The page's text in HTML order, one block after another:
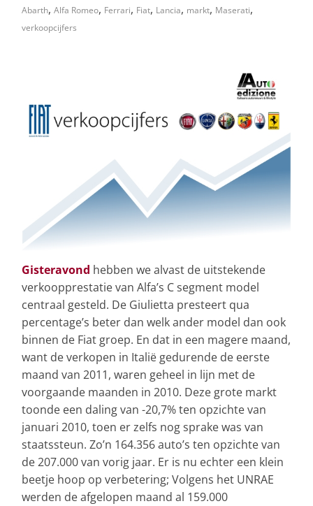
lifestyle
Abarth, Alfa Romeo, Ferrari, Fiat, Lancia, markt, Maserati,
verkoopcijfers
Gisteravond hebben we alvast de uitstekende
verkoopprestatie van Alfa’s C segment model
centraal gesteld. De Giulietta presteert qua
percentage’s beter dan welk ander model dan ook
binnen de Fiat groep. En dat in een magere maand,
want de verkopen in Italië gedurende de eerste
maand van 2011, waren geheel in lijn met de
voorgaande maanden in 2010. Deze grote markt
toonde een daling van -20,7% ten opzichte van
januari 2010, toen er zelfs nog sprake was van
staatssteun. Zo’n 164.356 auto’s ten opzichte van
de 207.000 van vorig jaar. Er is nu echter een klein
beetje hoop op verbetering; Volgens het UNRAE
werden de afgelopen maand al 159.000